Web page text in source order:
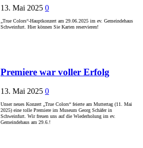
13. Mai 2025 0
„True Colors“-Hauptkonzert am 29.06.2025 im ev. Gemeindehaus
Schweinfurt. Hier können Sie Karten reservieren!
Premiere war voller Erfolg
13. Mai 2025 0
Unser neues Konzert „True Colors“ feierte am Muttertag (11. Mai
2025) eine tolle Premiere im Museum Georg Schäfer in
Schweinfurt. Wir freuen uns auf die Wiederholung im ev.
Gemeindehaus am 29.6.!